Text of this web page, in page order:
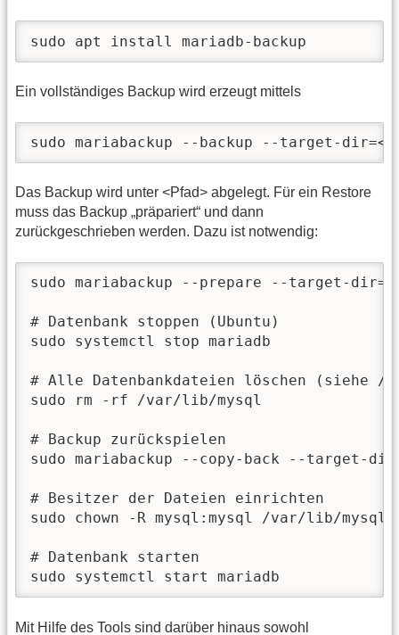
sudo apt install mariadb-backup
Ein vollständiges Backup wird erzeugt mittels
sudo mariabackup --backup --target-
Das Backup wird unter <Pfad> abgelegt. Für ein Restore
muss das Backup „präpariert“ und dann
zurückgeschrieben werden. Dazu ist notwendig:
sudo mariabackup --prepare --target-
# Datenbank stoppen (Ubuntu)
sudo systemctl stop mariadb
# Alle Datenbankdateien löschen (siehe
sudo rm -rf /var/lib/mysql
# Backup zurückspielen
sudo mariabackup --copy-back --target-
# Besitzer der Dateien einrichten
sudo chown -R mysql:mysql /var/lib/mysql
# Datenbank starten
sudo systemctl start mariadb
Mit Hilfe des Tools sind darüber hinaus sowohl